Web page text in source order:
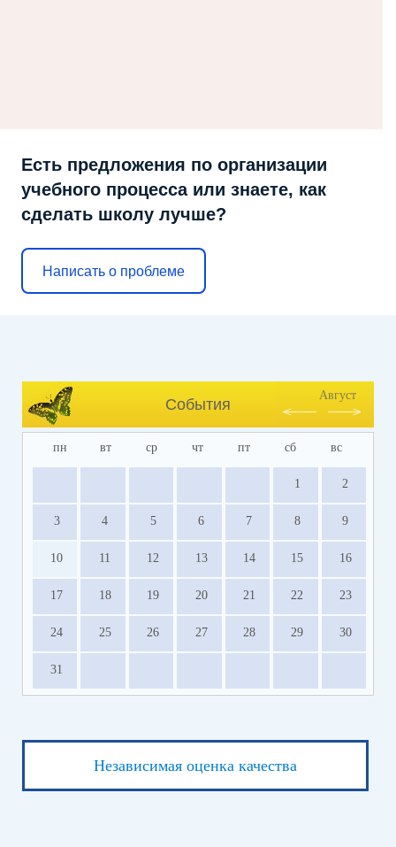
Есть предложения по организации
учебного процесса или знаете, как
сделать школу лучше?
Написать о проблеме
События
Август
пн вт ср чт пт сб вс
1 2
3 4 5 6 7 8 9
10 11 12 13 14 15 16
17 18 19 20 21 22 23
24 25 26 27 28 29 30
31
Независимая оценка качества